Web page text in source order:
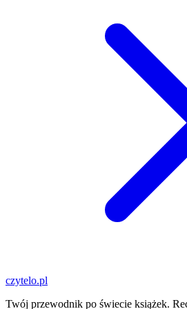
czytelo.pl
Twój przewodnik po świecie książek.